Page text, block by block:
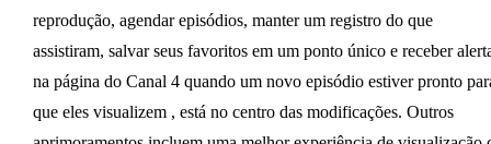
reprodução, agendar episódios, manter um registro do que
assistiram, salvar seus favoritos em um ponto único e receber
na página do Canal 4 quando um novo episódio estiver pronto
que eles visualizem , está no centro das modificações. Outros